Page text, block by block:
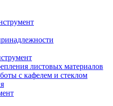
листовых материалов
с кафелем и стеклом